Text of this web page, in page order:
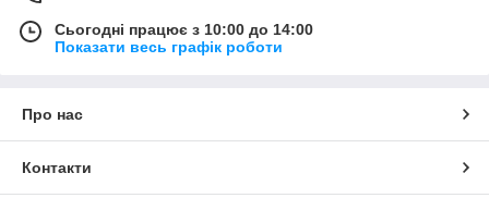
Сьогодні працює з 10:00 до 14:00
Показати весь графік роботи
Про нас
Контакти